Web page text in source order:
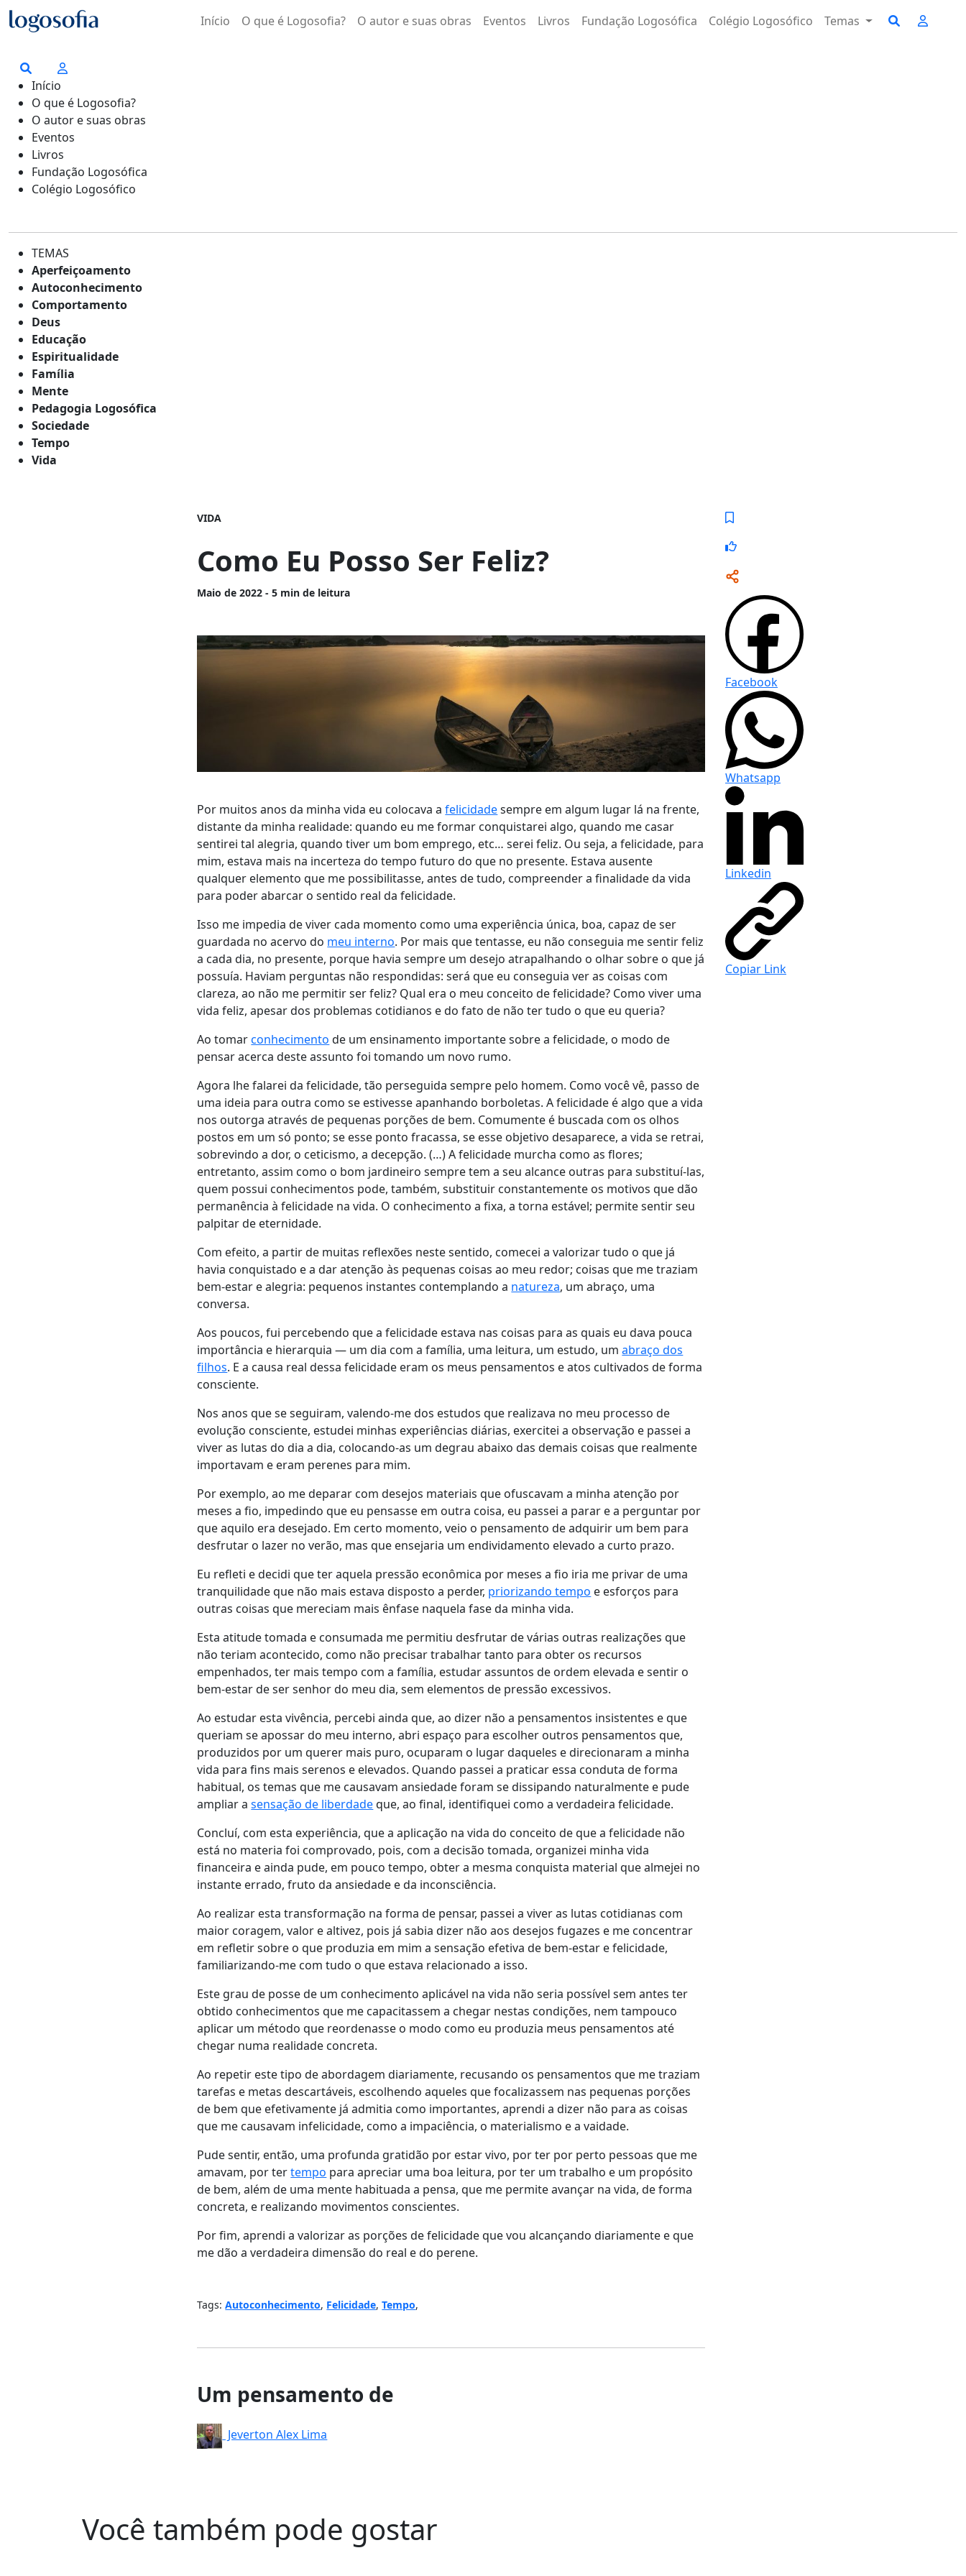
Início O que é Logosofia? O autor e suas obras Eventos Livros Fundação Logosófica Colégio Logosófico Temas
Início
O que é Logosofia?
O autor e suas obras
Eventos
Livros
Fundação Logosófica
Colégio Logosófico
TEMAS
Aperfeiçoamento
Autoconhecimento
Comportamento
Deus
Educação
Espiritualidade
Família
Mente
Pedagogia Logosófica
Sociedade
Tempo
Vida
Facebook
Whatsapp
Linkedin
Copiar Link
VIDA
Como Eu Posso Ser Feliz?
Maiode 2022 - 5 min de leitura
Por muitos anos da minha vida eu colocava afelicidadesempre em algum lugar lá na frente,
distante da minha realidade: quando eu me formar conquistarei algo, quando me casar
sentirei tal alegria, quando tiver um bom emprego, etc… serei feliz. Ou seja, a felicidade, para
mim, estava mais na incerteza do tempo futuro do que no presente. Estava ausente
qualquer elemento que me possibilitasse, antes de tudo, compreender a finalidade da vida
para poder abarcar o sentido real da felicidade.
Isso me impedia de viver cada momento como uma experiência única, boa, capaz de ser
guardada no acervo do meu interno. Por mais que tentasse, eu não conseguia me sentir feliz
a cada dia, no presente, porque havia sempre um desejo atrapalhando o olhar sobre o que já
possuía. Haviam perguntas não respondidas: será que eu conseguia ver as coisas com
clareza, ao não me permitir ser feliz? Qual era o meu conceito de felicidade? Como viver uma
vida feliz, apesar dos problemas cotidianos e do fato de não ter tudo o que eu queria?
Ao tomarconhecimento de um ensinamento importante sobre a felicidade, o modo de
pensar acerca deste assunto foi tomando um novo rumo.
Agora lhe falarei da felicidade, tão perseguida sempre pelo homem. Como você vê, passo de
uma ideia para outra como se estivesse apanhando borboletas. A felicidade é algo que a vida
nos outorga através de pequenas porções de bem. Comumente é buscada com os olhos
postos em um só ponto; se esse ponto fracassa, se esse objetivo desaparece, a vida se retrai,
sobrevindo a dor, o ceticismo, a decepção. (…) A felicidade murcha como as flores;
entretanto, assim como o bom jardineiro sempre tem a seu alcance outras para substituí-las,
quem possui conhecimentos pode, também, substituir constantemente os motivos que dão
permanência à felicidade na vida. O conhecimento a fixa, a torna estável; permite sentir seu
palpitar de eternidade.
Com efeito, a partir de muitas reflexões neste sentido, comecei a valorizar tudo o que já
havia conquistado e a dar atenção às pequenas coisas ao meu redor; coisas que me traziam
bem-estar e alegria: pequenos instantes contemplando a natureza, um abraço, uma
conversa.
Aos poucos, fui percebendo que a felicidade estava nas coisas para as quais eu dava pouca
importância e hierarquia — um dia com a família, uma leitura, um estudo, umabraço dos
filhos. E a causa real dessa felicidade eram os meus pensamentos e atos cultivados de forma
consciente.
Nos anos que se seguiram, valendo-me dos estudos que realizava no meu processo de
evolução consciente, estudei minhas experiências diárias, exercitei a observação e passei a
viver as lutas do dia a dia, colocando-as um degrau abaixo das demais coisas que realmente
importavam e eram perenes para mim.
Por exemplo, ao me deparar com desejos materiais que ofuscavam a minha atenção por
meses a fio, impedindo que eu pensasse em outra coisa, eu passei a parar e a perguntar por
que aquilo era desejado. Em certo momento, veio o pensamento de adquirir um bem para
desfrutar o lazer no verão, mas que ensejaria um endividamento elevado a curto prazo.
Eu refleti e decidi que ter aquela pressão econômica por meses a fio iria me privar de uma
tranquilidade que não mais estava disposto a perder, priorizando tempo e esforços para
outras coisas que mereciam mais ênfase naquela fase da minha vida.
Esta atitude tomada e consumada me permitiu desfrutar de várias outras realizações que
não teriam acontecido, como não precisar trabalhar tanto para obter os recursos
empenhados, ter mais tempo com a família, estudar assuntos de ordem elevada e sentir o
bem-estar de ser senhor do meu dia, sem elementos de pressão excessivos.
Ao estudar esta vivência, percebi ainda que, ao dizer não a pensamentos insistentes e que
queriam se apossar do meu interno, abri espaço para escolher outros pensamentos que,
produzidos por um querer mais puro, ocuparam o lugar daqueles e direcionaram a minha
vida para fins mais serenos e elevados. Quando passei a praticar essa conduta de forma
habitual, os temas que me causavam ansiedade foram se dissipando naturalmente e pude
ampliar asensação de liberdadeque, ao final, identifiquei como a verdadeira felicidade.
Concluí, com esta experiência, que a aplicação na vida do conceito de que a felicidade não
está no materia foi comprovado, pois, com a decisão tomada, organizei minha vida
financeira e ainda pude, em pouco tempo, obter a mesma conquista material que almejei no
instante errado, fruto da ansiedade e da inconsciência.
Ao realizar esta transformação na forma de pensar, passei a viver as lutas cotidianas com
maior coragem, valor e altivez, pois já sabia dizer não aos desejos fugazes e me concentrar
em refletir sobre o que produzia em mim a sensação efetiva de bem-estar e felicidade,
familiarizando-me com tudo o que estava relacionado a isso.
Este grau de posse de um conhecimento aplicável na vida não seria possível sem antes ter
obtido conhecimentos que me capacitassem a chegar nestas condições, nem tampouco
aplicar um método que reordenasse o modo como eu produzia meus pensamentos até
chegar numa realidade concreta.
Ao repetir este tipo de abordagem diariamente, recusando os pensamentos que me traziam
tarefas e metas descartáveis, escolhendo aqueles que focalizassem nas pequenas porções
de bem que efetivamente já admitia como importantes, aprendi a dizer não para as coisas
que me causavam infelicidade, como a impaciência, o materialismo e a vaidade.
Pude sentir, então, uma profunda gratidão por estar vivo, por ter por perto pessoas que me
amavam, por tertempo para apreciar uma boa leitura, por ter um trabalho e um propósito
de bem, além de uma mente habituada a pensa, que me permite avançar na vida, de forma
concreta, e realizando movimentos conscientes.
Por fim, aprendi a valorizar as porções de felicidade que vou alcançando diariamente e que
me dão a verdadeira dimensão do real e do perene.
Tags:Autoconhecimento, Felicidade,Tempo,
Um pensamento de
Jeverton Alex Lima
Você também pode gostar